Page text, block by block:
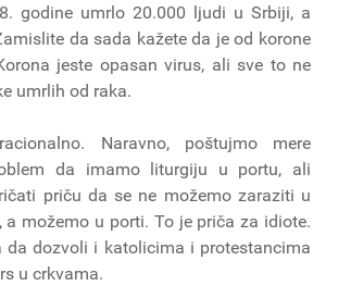
godine umrlo 20.000 ljudi u Srbiji, a
da sada kažete da je od korone
jeste opasan virus, ali sve to ne
umrlih od raka.
Naravno, poštujmo mere
da imamo liturgiju u portu, ali
priču da se ne možemo zaraziti u
a možemo u porti. To je priča za idiote.
da dozvoli i katolicima i protestancima
u crkvama.